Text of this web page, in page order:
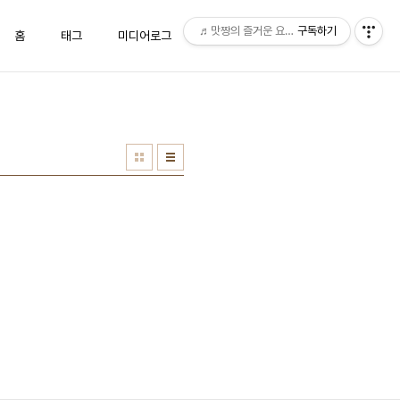
홈 태그 미디어로그 위치로그 방명록
♬맛짱의 즐거운 요리시간♬
구독하기